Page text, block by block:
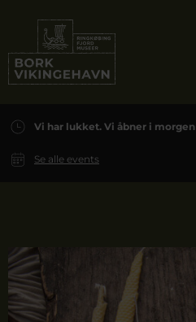
Vi har lukket. Vi åbner i morgen
Se alle events